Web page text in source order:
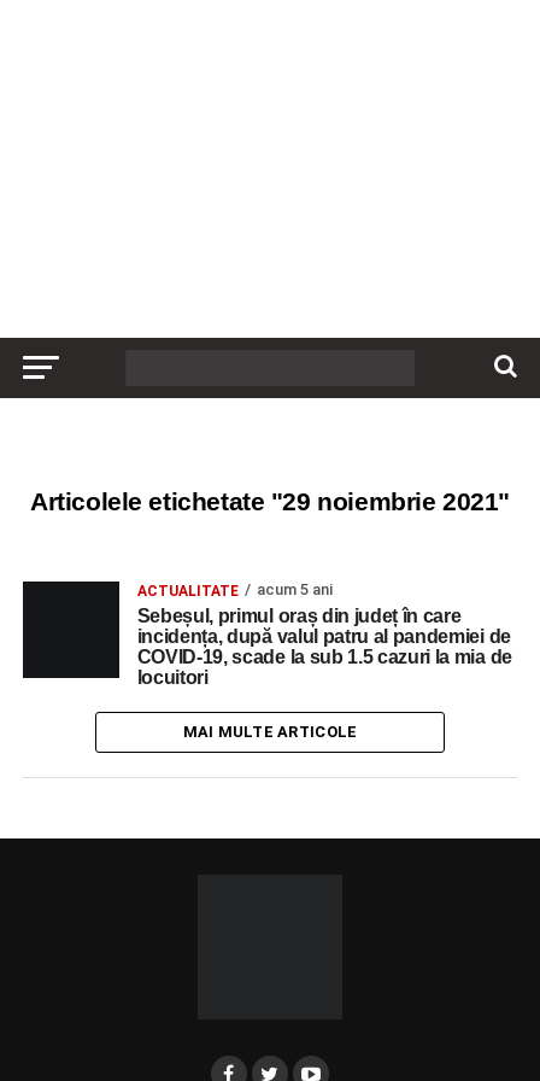
Articolele etichetate "29 noiembrie 2021"
ACTUALITATE acum 5 ani
Sebeșul, primul oraș din județ în care
incidența, după valul patru al pandemiei de
COVID-19, scade la sub 1.5 cazuri la mia de
locuitori
MAI MULTE ARTICOLE